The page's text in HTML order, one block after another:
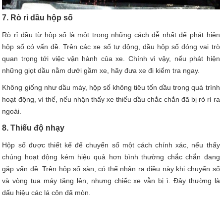
7. Rò rỉ dầu hộp số
Rò rỉ dầu từ hộp số là một trong những cách dễ nhất để phát hiện
hộp số có vấn đề. Trên các xe số tự động, dầu hộp số đóng vai trò
quan trọng tới việc vận hành của xe. Chính vì vậy, nếu phát hiện
những giọt dầu nằm dưới gầm xe, hãy đưa xe đi kiểm tra ngay.
Không giống như dầu máy, hộp số không tiêu tốn dầu trong quá trình
hoạt động, vì thế, nếu nhận thấy xe thiếu dầu chắc chắn đã bị rò rỉ ra
ngoài.
8. Thiếu độ nhạy
Hộp số được thiết kế để chuyển số một cách chính xác, nếu thấy
chúng hoạt động kém hiệu quả hơn bình thường chắc chắn đang
gặp vấn đề. Trên hộp số sàn, có thể nhận ra điều này khi chuyển số
và vòng tua máy tăng lên, nhưng chiếc xe vẫn bị ì. Đây thường là
dấu hiệu các lá côn đã mòn.